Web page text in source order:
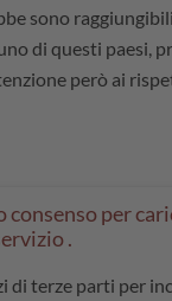
sono
di questi paesi,
però ai
consenso per
.
di terze parti per